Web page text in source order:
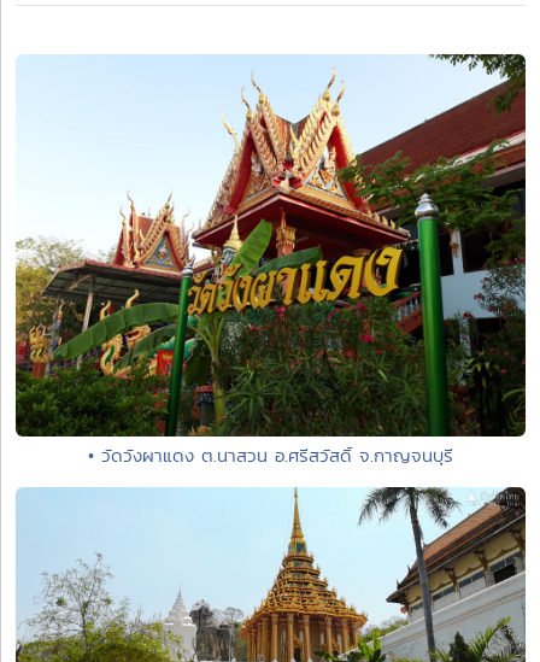
• วัดวังผาแดง ต.นาสวน อ.ศรีสวัสดิ์ จ.กาญจนบุรี